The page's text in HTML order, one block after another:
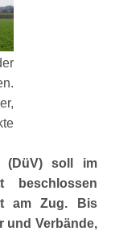
(DüV) soll im
beschlossen
am Zug. Bis
und Verbände,